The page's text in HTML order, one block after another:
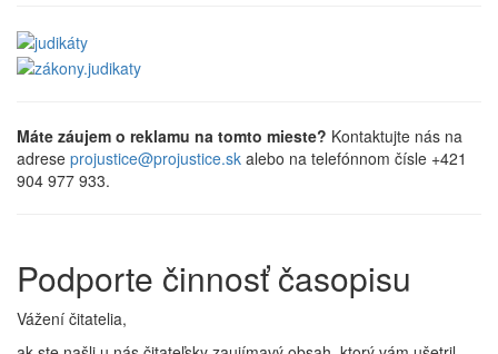
Máte záujem o reklamu na tomto mieste? Kontaktujte nás na
adrese projustice@projustice.sk alebo na telefónnom čísle +421
904 977 933.
Podporte činnosť časopisu
Vážení čitatelia,